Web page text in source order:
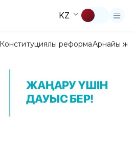
KZ
Конституциялық реформаАрнайы